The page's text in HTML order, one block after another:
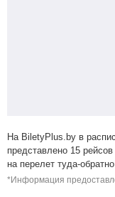
На BiletyPlus.by в
представлено 15
на перелет туда-
*Информация